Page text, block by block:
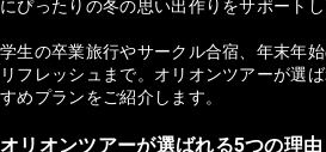
にぴったりの冬の思い出作りをサポートし
学生の卒業旅行やサークル合宿、年末年
リフレッシュまで。オリオンツアーが選
すめプランをご紹介します。
オリオンツアーが選ばれる5つの理